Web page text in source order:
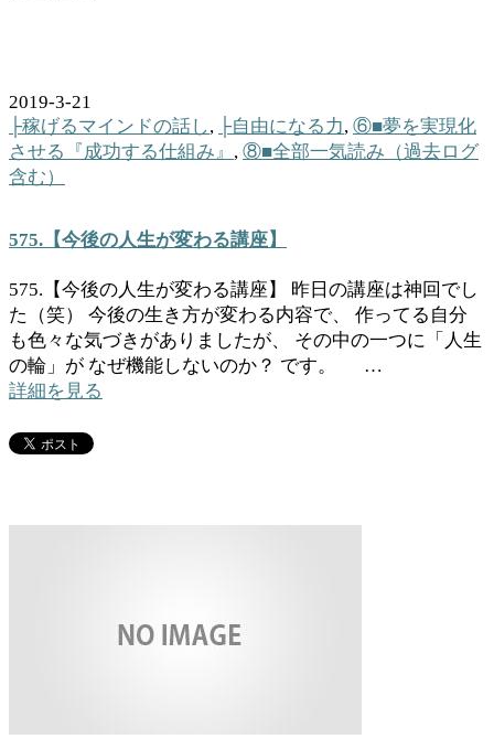
2019-3-21
├稼げるマインドの話し, ├自由になる力, ⑥■夢を実現化
させる『成功する仕組み』 , ⑧■全部一気読み（過去ログ
含む）
575.【今後の人生が変わる講座】
575.【今後の人生が変わる講座】 昨日の講座は神回でし
た（笑） 今後の生き方が変わる内容で、 作ってる自分
も色々な気づきがありましたが、 その中の一つに「人生
の輪」が なぜ機能しないのか？ です。 …
詳細を見る